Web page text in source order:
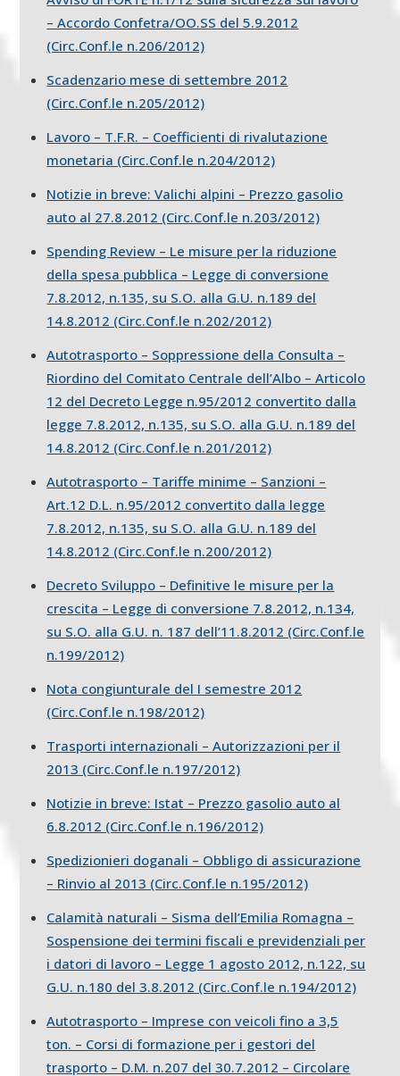
– Accordo Confetra/OO.SS del 5.9.2012
(Circ.Conf.le n.206/2012)
Scadenzario mese di settembre 2012
(Circ.Conf.le n.205/2012)
Lavoro – T.F.R. – Coefficienti di rivalutazione
monetaria (Circ.Conf.le n.204/2012)
Notizie in breve: Valichi alpini – Prezzo gasolio
auto al 27.8.2012 (Circ.Conf.le n.203/2012)
Spending Review – Le misure per la riduzione
della spesa pubblica – Legge di conversione
7.8.2012, n.135, su S.O. alla G.U. n.189 del
14.8.2012 (Circ.Conf.le n.202/2012)
Autotrasporto – Soppressione della Consulta –
Riordino del Comitato Centrale dell’Albo – Articolo
12 del Decreto Legge n.95/2012 convertito dalla
legge 7.8.2012, n.135, su S.O. alla G.U. n.189 del
14.8.2012 (Circ.Conf.le n.201/2012)
Autotrasporto – Tariffe minime – Sanzioni –
Art.12 D.L. n.95/2012 convertito dalla legge
7.8.2012, n.135, su S.O. alla G.U. n.189 del
14.8.2012 (Circ.Conf.le n.200/2012)
Decreto Sviluppo – Definitive le misure per la
crescita – Legge di conversione 7.8.2012, n.134,
su S.O. alla G.U. n. 187 dell’11.8.2012 (Circ.Conf.le
n.199/2012)
Nota congiunturale del I semestre 2012
(Circ.Conf.le n.198/2012)
Trasporti internazionali – Autorizzazioni per il
2013 (Circ.Conf.le n.197/2012)
Notizie in breve: Istat – Prezzo gasolio auto al
6.8.2012 (Circ.Conf.le n.196/2012)
Spedizionieri doganali – Obbligo di assicurazione
– Rinvio al 2013 (Circ.Conf.le n.195/2012)
Calamità naturali – Sisma dell’Emilia Romagna –
Sospensione dei termini fiscali e previdenziali per
i datori di lavoro – Legge 1 agosto 2012, n.122, su
G.U. n.180 del 3.8.2012 (Circ.Conf.le n.194/2012)
Autotrasporto – Imprese con veicoli fino a 3,5
ton. – Corsi di formazione per i gestori del
trasporto – D.M. n.207 del 30.7.2012 – Circolare